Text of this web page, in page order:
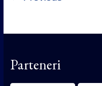
Parteneri